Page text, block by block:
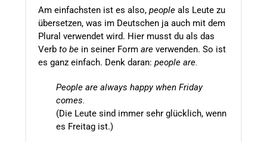
Am einfachsten ist es also, people als Leute zu
übersetzen, was im Deutschen ja auch mit dem
Plural verwendet wird. Hier musst du als das
Verb to be in seiner Form are verwenden. So ist
es ganz einfach. Denk daran: people are.
People are always happy when Friday
comes.
(Die Leute sind immer sehr glücklich, wenn
es Freitag ist.)